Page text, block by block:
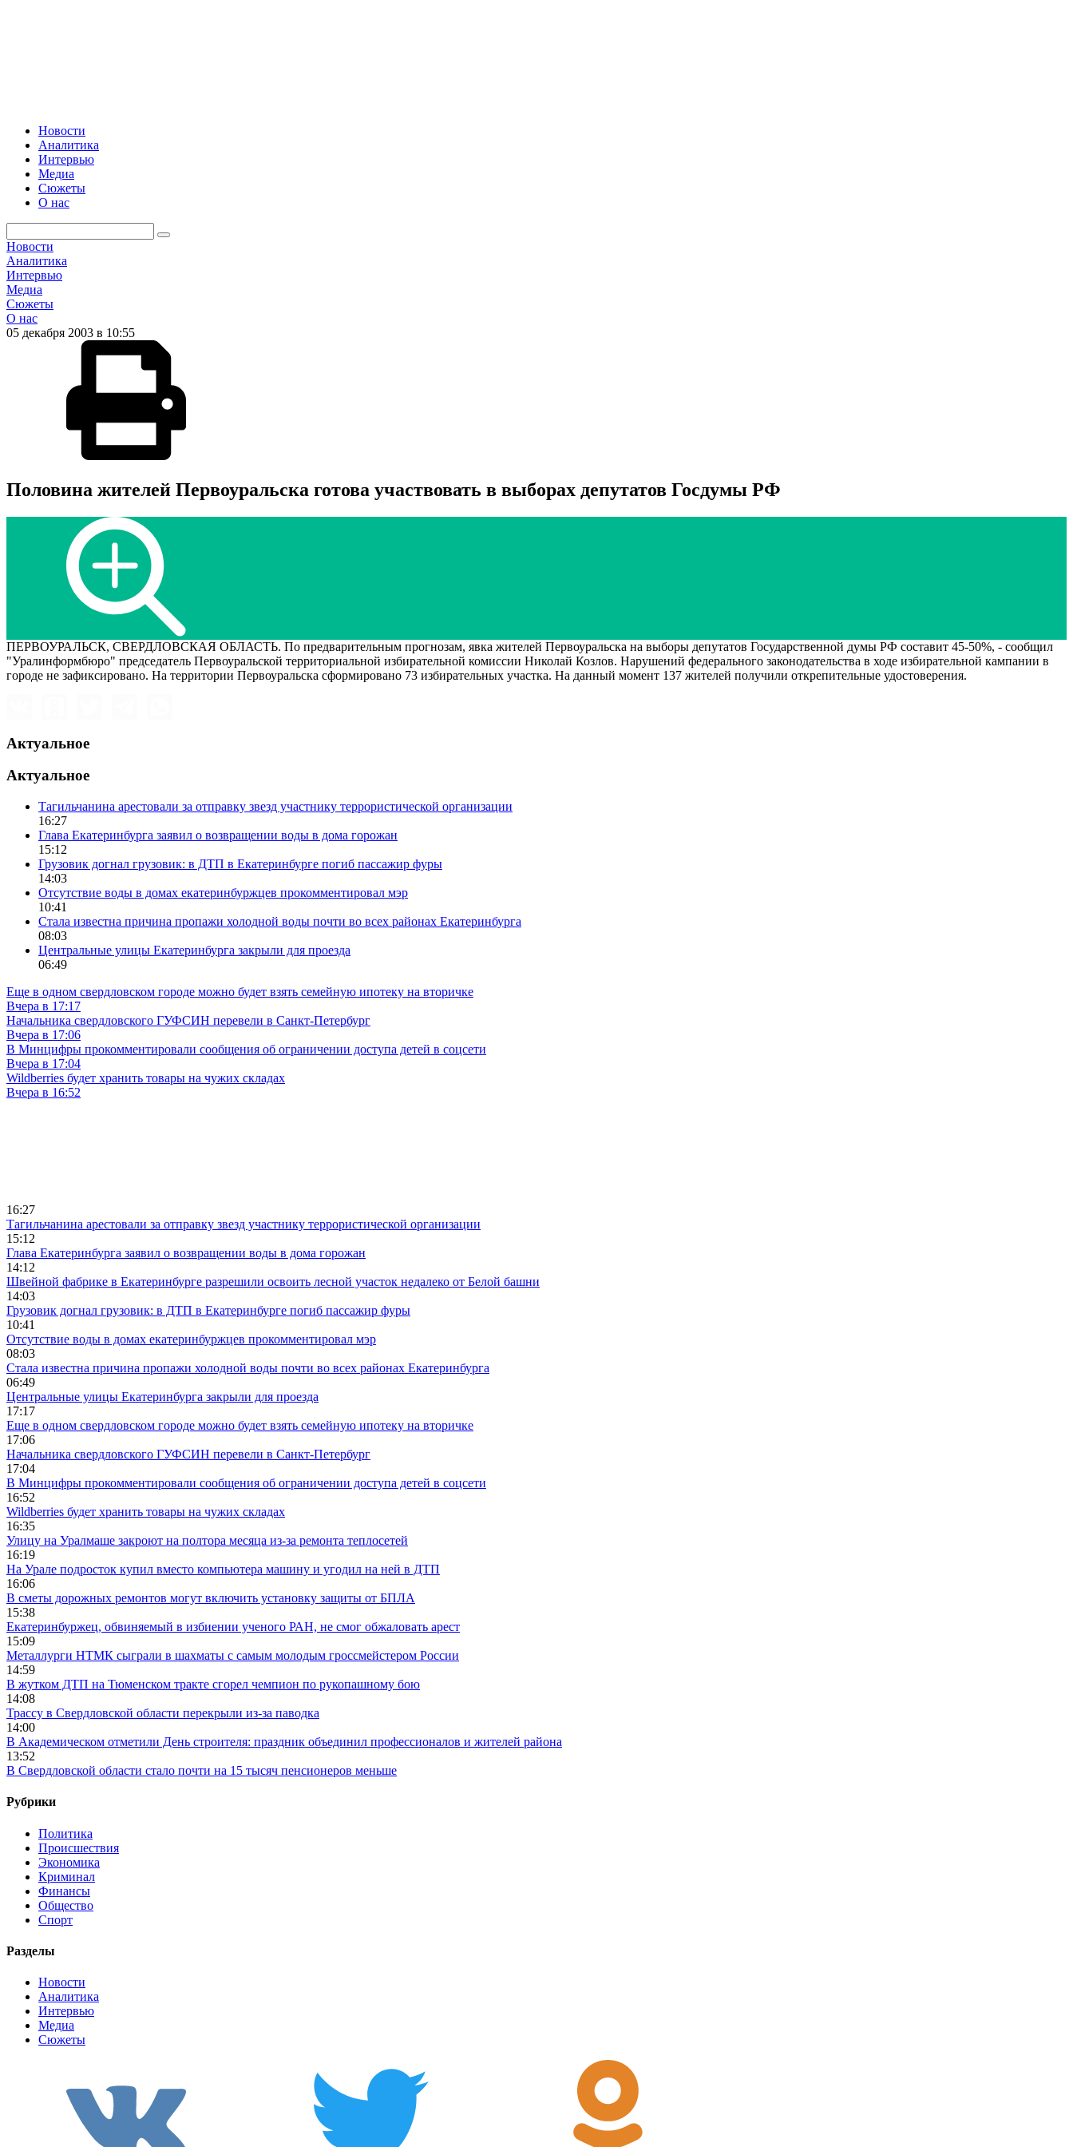
Новости
Аналитика
Интервью
Медиа
Сюжеты
О нас
Новости
Аналитика
Интервью
Медиа
Сюжеты
О нас
05 декабря 2003 в 10:55
Половина жителей Первоуральска готова участвовать в выборах депутатов Госдумы РФ
ПЕРВОУРАЛЬСК, СВЕРДЛОВСКАЯ ОБЛАСТЬ. По предварительным прогнозам, явка жителей Первоуральска на выборы депутатов Государственной думы РФ составит 45-50%, - сообщил
"Уралинформбюро" председатель Первоуральской территориальной избирательной комиссии Николай Козлов. Нарушений федерального законодательства в ходе избирательной кампании в
городе не зафиксировано. На территории Первоуральска сформировано 73 избирательных участка. На данный момент 137 жителей получили открепительные удостоверения.
Актуальное
Актуальное
Тагильчанина арестовали за отправку звезд участнику террористической организации
16:27
Глава Екатеринбурга заявил о возвращении воды в дома горожан
15:12
Грузовик догнал грузовик: в ДТП в Екатеринбурге погиб пассажир фуры
14:03
Отсутствие воды в домах екатеринбуржцев прокомментировал мэр
10:41
Стала известна причина пропажи холодной воды почти во всех районах Екатеринбурга
08:03
Центральные улицы Екатеринбурга закрыли для проезда
06:49
Еще в одном свердловском городе можно будет взять семейную ипотеку на вторичке
Вчера в 17:17
Начальника свердловского ГУФСИН перевели в Санкт-Петербург
Вчера в 17:06
В Минцифры прокомментировали сообщения об ограничении доступа детей в соцсети
Вчера в 17:04
Wildberries будет хранить товары на чужих складах
Вчера в 16:52
16:27
Тагильчанина арестовали за отправку звезд участнику террористической организации
15:12
Глава Екатеринбурга заявил о возвращении воды в дома горожан
14:12
Швейной фабрике в Екатеринбурге разрешили освоить лесной участок недалеко от Белой башни
14:03
Грузовик догнал грузовик: в ДТП в Екатеринбурге погиб пассажир фуры
10:41
Отсутствие воды в домах екатеринбуржцев прокомментировал мэр
08:03
Стала известна причина пропажи холодной воды почти во всех районах Екатеринбурга
06:49
Центральные улицы Екатеринбурга закрыли для проезда
17:17
Еще в одном свердловском городе можно будет взять семейную ипотеку на вторичке
17:06
Начальника свердловского ГУФСИН перевели в Санкт-Петербург
17:04
В Минцифры прокомментировали сообщения об ограничении доступа детей в соцсети
16:52
Wildberries будет хранить товары на чужих складах
16:35
Улицу на Уралмаше закроют на полтора месяца из-за ремонта теплосетей
16:19
На Урале подросток купил вместо компьютера машину и угодил на ней в ДТП
16:06
В сметы дорожных ремонтов могут включить установку защиты от БПЛА
15:38
Екатеринбуржец, обвиняемый в избиении ученого РАН, не смог обжаловать арест
15:09
Металлурги НТМК сыграли в шахматы с самым молодым гроссмейстером России
14:59
В жутком ДТП на Тюменском тракте сгорел чемпион по рукопашному бою
14:08
Трассу в Свердловской области перекрыли из-за паводка
14:00
В Академическом отметили День строителя: праздник объединил профессионалов и жителей района
13:52
В Свердловской области стало почти на 15 тысяч пенсионеров меньше
Рубрики
Политика
Происшествия
Экономика
Криминал
Финансы
Общество
Спорт
Разделы
Новости
Аналитика
Интервью
Медиа
Сюжеты